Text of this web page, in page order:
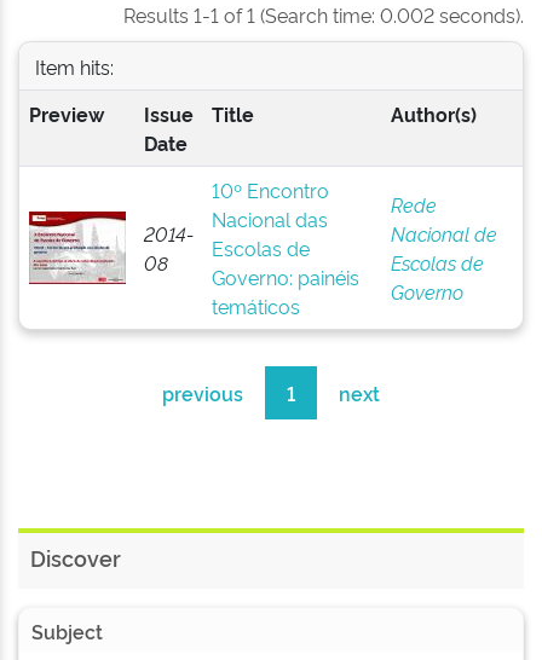
Results 1-1 of 1 (Search time: 0.002 seconds).
Item hits:
Preview
Issue
Date
Title Author(s)
2014-
08
10º Encontro
Nacional das
Escolas de
Governo: painéis
temáticos
Rede
Nacional de
Escolas de
Governo
previous 1 next
Discover
Subject